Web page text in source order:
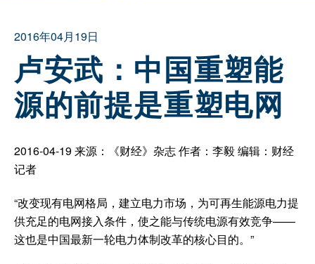
2016年04月19日
卢安武：中国重塑能
源的前提是重塑电网
2016-04-19 来源：《财经》杂志 作者：李毅 编辑：财经
记者
“改变现有电网格局，建立电力市场，为可再生能源电力提
供充足的电网接入条件，使之能与传统电源有效竞争——
这也是中国最新一轮电力体制改革的核心目的。”